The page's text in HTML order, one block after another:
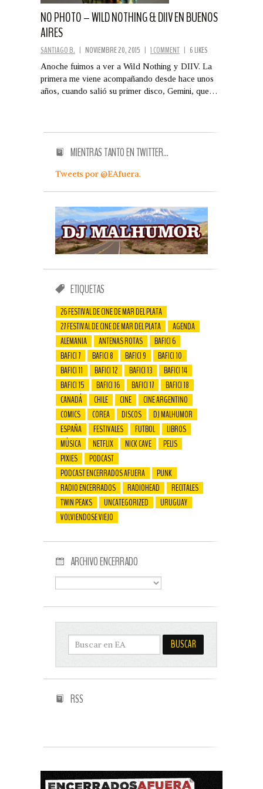
NO PHOTO – WILD NOTHING & DIIV EN BUENOS
AIRES
SANTIAGO B. | NOVIEMBRE 20, 2015 | 1 COMMENT | 6 LIKES
Anoche fuimos a ver a Wild Nothing y DIIV. La
primera me viene acompañando desde hace unos
años, cuando salió su primer disco, Gemini, que…
MIENTRAS TANTO EN TWITTER…
Tweets por @EAfuera.
ETIQUETAS
26 FESTIVAL DE CINE DE MAR DEL PLATA
27 FESTIVAL DE CINE DE MAR DEL PLATA
AGENDA
ALEMANIA
ANTENAS ROTAS
BAFICI 6
BAFICI 7
BAFICI 8 BAFICI 9
BAFICI 10
BAFICI 11
BAFICI 12 BAFICI 13
BAFICI 14
BAFICI 15
BAFICI 16 BAFICI 17
BAFICI 18
CANADÁ
CHILE CINE
CINE ARGENTINO
COMICS
COREA DISCOS
DJ MALHUMOR
ESPAÑA
FESTIVALES FUTBOL
LIBROS
MÚSICA
NETFLIX NICK CAVE
PELIS
PIXIES
PODCAST
PODCAST ENCERRADOS AFUERA
PUNK
RADIO ENCERRADOS
RADIOHEAD
RECITALES
TWIN PEAKS
UNCATEGORIZED
URUGUAY
VOLVIENDOSE VIEJO
ARCHIVO ENCERRADO
RSS